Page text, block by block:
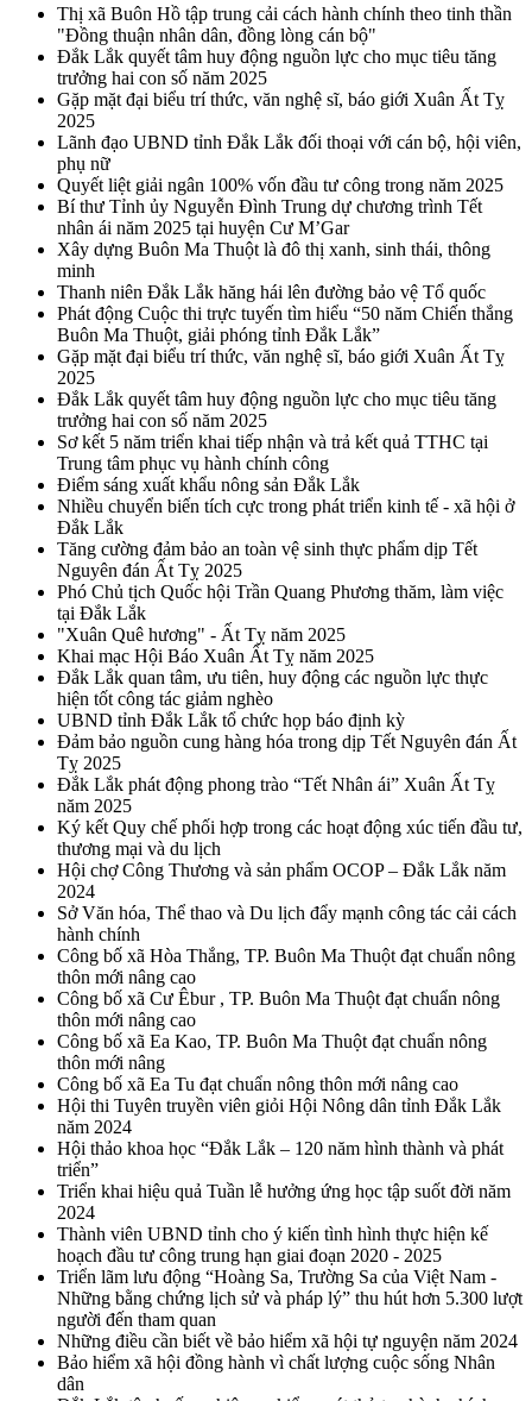
Thị xã Buôn Hồ tập trung cải cách hành chính theo tinh thần
"Đồng thuận nhân dân, đồng lòng cán bộ"
Đắk Lắk quyết tâm huy động nguồn lực cho mục tiêu tăng
trưởng hai con số năm 2025
Gặp mặt đại biểu trí thức, văn nghệ sĩ, báo giới Xuân Ất Tỵ
2025
Lãnh đạo UBND tỉnh Đắk Lắk đối thoại với cán bộ, hội viên,
phụ nữ
Quyết liệt giải ngân 100% vốn đầu tư công trong năm 2025
Bí thư Tỉnh ủy Nguyễn Đình Trung dự chương trình Tết
nhân ái năm 2025 tại huyện Cư M’Gar
Xây dựng Buôn Ma Thuột là đô thị xanh, sinh thái, thông
minh
Thanh niên Đắk Lắk hăng hái lên đường bảo vệ Tổ quốc
Phát động Cuộc thi trực tuyến tìm hiểu “50 năm Chiến thắng
Buôn Ma Thuột, giải phóng tỉnh Đắk Lắk”
Gặp mặt đại biểu trí thức, văn nghệ sĩ, báo giới Xuân Ất Tỵ
2025
Đắk Lắk quyết tâm huy động nguồn lực cho mục tiêu tăng
trưởng hai con số năm 2025
Sơ kết 5 năm triển khai tiếp nhận và trả kết quả TTHC tại
Trung tâm phục vụ hành chính công
Điểm sáng xuất khẩu nông sản Đắk Lắk
Nhiều chuyển biến tích cực trong phát triển kinh tế - xã hội ở
Đắk Lắk
Tăng cường đảm bảo an toàn vệ sinh thực phẩm dịp Tết
Nguyên đán Ất Tỵ 2025
Phó Chủ tịch Quốc hội Trần Quang Phương thăm, làm việc
tại Đắk Lắk
"Xuân Quê hương" - Ất Tỵ năm 2025
Khai mạc Hội Báo Xuân Ất Tỵ năm 2025
Đắk Lắk quan tâm, ưu tiên, huy động các nguồn lực thực
hiện tốt công tác giảm nghèo
UBND tỉnh Đắk Lắk tổ chức họp báo định kỳ
Đảm bảo nguồn cung hàng hóa trong dịp Tết Nguyên đán Ất
Tỵ 2025
Đắk Lắk phát động phong trào “Tết Nhân ái” Xuân Ất Tỵ
năm 2025
Ký kết Quy chế phối hợp trong các hoạt động xúc tiến đầu tư,
thương mại và du lịch
Hội chợ Công Thương và sản phẩm OCOP – Đắk Lắk năm
2024
Sở Văn hóa, Thể thao và Du lịch đẩy mạnh công tác cải cách
hành chính
Công bố xã Hòa Thắng, TP. Buôn Ma Thuột đạt chuẩn nông
thôn mới nâng cao
Công bố xã Cư Êbur , TP. Buôn Ma Thuột đạt chuẩn nông
thôn mới nâng cao
Công bố xã Ea Kao, TP. Buôn Ma Thuột đạt chuẩn nông
thôn mới nâng
Công bố xã Ea Tu đạt chuẩn nông thôn mới nâng cao
Hội thi Tuyên truyền viên giỏi Hội Nông dân tỉnh Đắk Lắk
năm 2024
Hội thảo khoa học “Đắk Lắk – 120 năm hình thành và phát
triển”
Triển khai hiệu quả Tuần lễ hưởng ứng học tập suốt đời năm
2024
Thành viên UBND tỉnh cho ý kiến tình hình thực hiện kế
hoạch đầu tư công trung hạn giai đoạn 2020 - 2025
Triển lãm lưu động “Hoàng Sa, Trường Sa của Việt Nam -
Những bằng chứng lịch sử và pháp lý” thu hút hơn 5.300 lượt
người đến tham quan
Những điều cần biết về bảo hiểm xã hội tự nguyện năm 2024
Bảo hiểm xã hội đồng hành vì chất lượng cuộc sống Nhân
dân